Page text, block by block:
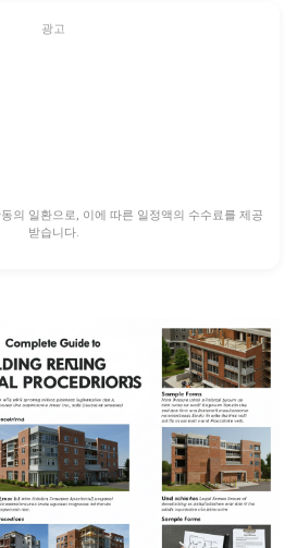
로 간주되고, 특별한 사정이 없는 한
부가 혼인 생활을 유지하면서 서로
끝나면 현금으로 돌아오는 금전적 가
에 충분히 재산으로 인정받습니다. 여
는 지점이 하나 있어요. 임대차 계약의
광고
의 일환으로, 이에 따른 일정액의 수수료를 제공
받습니다.